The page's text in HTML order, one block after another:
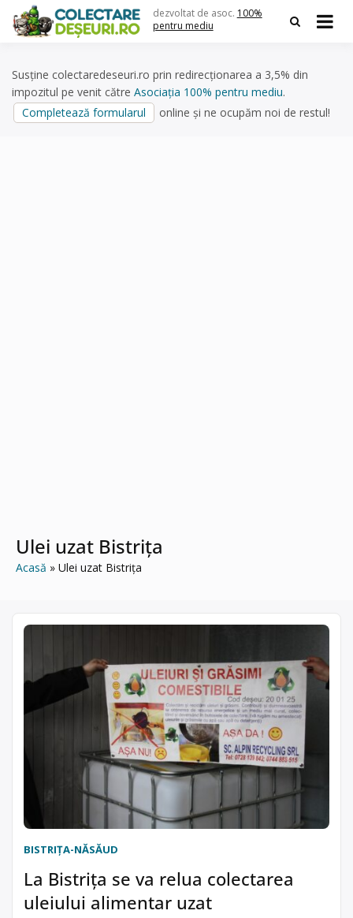
content
dezvoltat de asoc. 100%
pentru mediu
Susține colectaredeseuri.ro prin redirecționarea a 3,5% din
impozitul pe venit către Asociația 100% pentru mediu.
Completează formularul
online și ne ocupăm noi de restul!
Ulei uzat Bistrița
Acasă Ulei uzat Bistrița
BISTRIŢA-NĂSĂUD
La Bistrița se va relua colectarea
uleiului alimentar uzat